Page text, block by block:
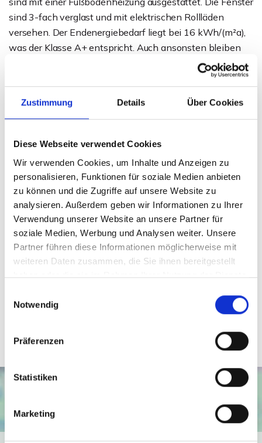
Zustimmung Details Über Cookies
Diese Webseite verwendet Cookies
Wir verwenden Cookies, um Inhalte und Anzeigen zu
personalisieren, Funktionen für soziale Medien anbieten
zu können und die Zugriffe auf unsere Website zu
analysieren. Außerdem geben wir Informationen zu Ihrer
Verwendung unserer Website an unsere Partner für
soziale Medien, Werbung und Analysen weiter. Unsere
Partner führen diese Informationen möglicherweise mit
weiteren Daten zusammen, die Sie ihnen bereitgestellt
haben oder die sie im Rahmen Ihrer Nutzung der Dienste
Notwendig
Präferenzen
Statistiken
Marketing
sind 3-fach verglast und mit elektrischen Rollläden
versehen. Der Endenergiebedarf liegt bei 16 kWh/(m²a),
was der Klasse A+ entspricht. Auch ansonsten bleiben
hier aussstattungstechnisch keine Wünsche offen!
welches Sie im Zuge des Erwerbs einer dieser
an. Gerne stellen wir Ihnen die Möglichkeiten zur
Ansprechpartner
Telefon: 0571 597 265 17
Telefax: 0571 870 490 05
info@wb-immobilien.de
GR Obergeschoss WE 3+4.pdf (.pdf, 3 MB)